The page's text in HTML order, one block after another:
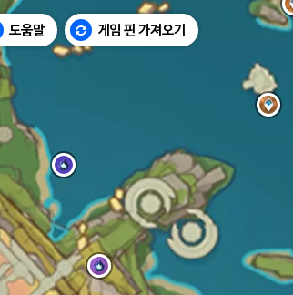
도움말 게임 핀 가져오기